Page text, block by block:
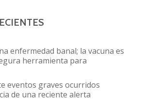
enfermedad banal; la vacuna es
herramienta para
eventos graves ocurridos
de una reciente alerta